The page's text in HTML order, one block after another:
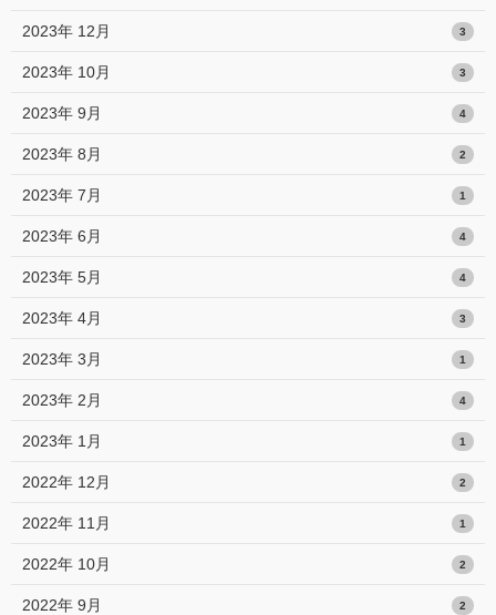
2023年 12月 3
2023年 10月 3
2023年 9月 4
2023年 8月 2
2023年 7月 1
2023年 6月 4
2023年 5月 4
2023年 4月 3
2023年 3月 1
2023年 2月 4
2023年 1月 1
2022年 12月 2
2022年 11月 1
2022年 10月 2
2022年 9月 2